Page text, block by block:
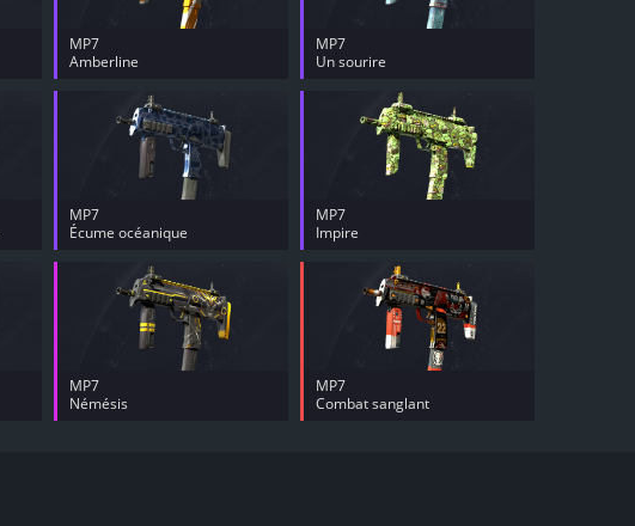
MP7
Amberline
MP7
Un sourire
MP7
Écume océanique
MP7
Impire
MP7
Némésis
MP7
Combat sanglant